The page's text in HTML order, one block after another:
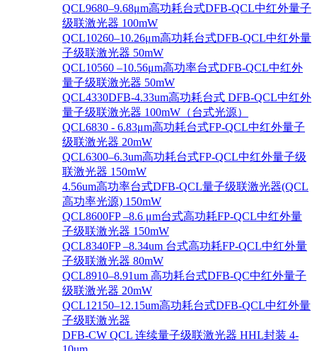
QCL9680–9.68μm高功耗台式DFB-QCL中红外量子
级联激光器 100mW
QCL10260–10.26μm高功耗台式DFB-QCL中红外量
子级联激光器 50mW
QCL10560 –10.56μm高功率台式DFB-QCL中红外
量子级联激光器 50mW
QCL4330DFB-4.33um高功耗台式 DFB-QCL中红外
量子级联激光器 100mW（台式光源）
QCL6830 - 6.83μm高功耗台式FP-QCL中红外量子
级联激光器 20mW
QCL6300–6.3um高功耗台式FP-QCL中红外量子级
联激光器 150mW
4.56um高功率台式DFB-QCL量子级联激光器(QCL
高功率光源) 150mW
QCL8600FP –8.6 μm台式高功耗FP-QCL中红外量
子级联激光器 150mW
QCL8340FP –8.34um 台式高功耗FP-QCL中红外量
子级联激光器 80mW
QCL8910–8.91um 高功耗台式DFB-QC中红外量子
级联激光器 20mW
QCL12150–12.15um高功耗台式DFB-QCL中红外量
子级联激光器
DFB-CW QCL 连续量子级联激光器 HHL封装 4-